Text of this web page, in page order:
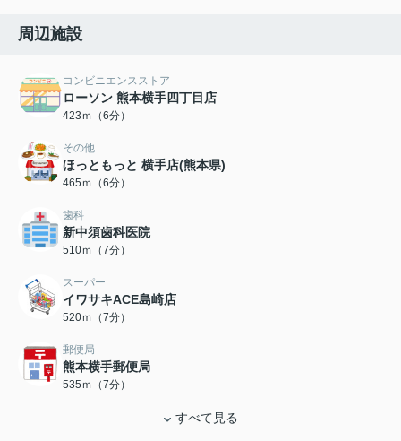
周辺施設
コンビニエンスストア
ローソン 熊本横手四丁目店
423ｍ（6分）
その他
ほっともっと 横手店(熊本県)
465ｍ（6分）
歯科
新中須歯科医院
510ｍ（7分）
スーパー
イワサキACE島崎店
520ｍ（7分）
郵便局
熊本横手郵便局
535ｍ（7分）
すべて見る